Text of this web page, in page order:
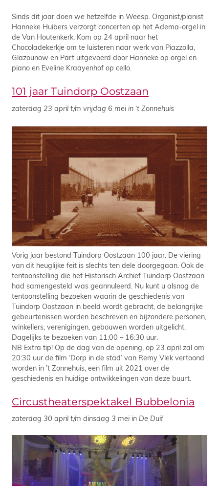
Sinds dit jaar doen we hetzelfde in Weesp. Organist/pianist
Hanneke Huibers verzorgt concerten op het Adema-orgel in
de Van Houtenkerk. Kom op 24 april naar het
Chocoladekerkje om te luisteren naar werk van Piazzolla,
Glazounow en Pärt uitgevoerd door Hanneke op orgel en
piano en Eveline Kraayenhof op cello.
101 jaar Tuindorp Oostzaan
zaterdag 23 april t/m vrijdag 6 mei in ‘t Zonnehuis
Vorig jaar bestond Tuindorp Oostzaan 100 jaar. De viering
van dit heuglijke feit is slechts ten dele doorgegaan. Ook de
tentoonstelling die het Historisch Archief Tuindorp Oostzaan
had samengesteld was geannuleerd. Nu kunt u alsnog de
tentoonstelling bezoeken waarin de geschiedenis van
Tuindorp Oostzaan in beeld wordt gebracht, de belangrijke
gebeurtenissen worden beschreven en bijzondere personen,
winkeliers, verenigingen, gebouwen worden uitgelicht.
Dagelijks te bezoeken van 11:00 – 16:30 uur.
NB Extra tip! Op de dag van de opening, op 23 april zal om
20:30 uur de film ‘Dorp in de stad’ van Remy Vlek vertoond
worden in ’t Zonnehuis, een film uit 2021 over de
geschiedenis en huidige ontwikkelingen van deze buurt.
Circustheaterspektakel Bubbelonia
zaterdag 30 april t/m dinsdag 3 mei in De Duif